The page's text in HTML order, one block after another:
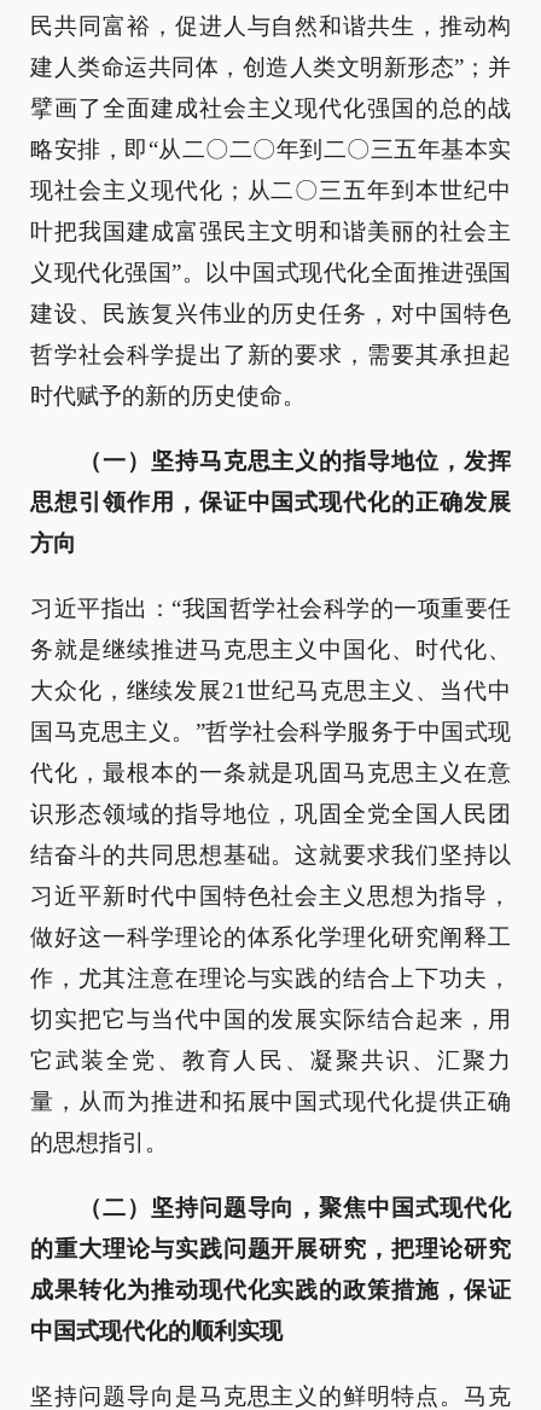
民共同富裕，促进人与自然和谐共生，推动构
建人类命运共同体，创造人类文明新形态”；并
擘画了全面建成社会主义现代化强国的总的战
略安排，即“从二〇二〇年到二〇三五年基本实
现社会主义现代化；从二〇三五年到本世纪中
叶把我国建成富强民主文明和谐美丽的社会主
义现代化强国”。以中国式现代化全面推进强国
建设、民族复兴伟业的历史任务，对中国特色
哲学社会科学提出了新的要求，需要其承担起
时代赋予的新的历史使命。
（一）坚持马克思主义的指导地位，发挥
思想引领作用，保证中国式现代化的正确发展
方向
习近平指出：“我国哲学社会科学的一项重要任
务就是继续推进马克思主义中国化、时代化、
大众化，继续发展21世纪马克思主义、当代中
国马克思主义。”哲学社会科学服务于中国式现
代化，最根本的一条就是巩固马克思主义在意
识形态领域的指导地位，巩固全党全国人民团
结奋斗的共同思想基础。这就要求我们坚持以
习近平新时代中国特色社会主义思想为指导，
做好这一科学理论的体系化学理化研究阐释工
作，尤其注意在理论与实践的结合上下功夫，
切实把它与当代中国的发展实际结合起来，用
它武装全党、教育人民、凝聚共识、汇聚力
量，从而为推进和拓展中国式现代化提供正确
的思想指引。
（二）坚持问题导向，聚焦中国式现代化
的重大理论与实践问题开展研究，把理论研究
成果转化为推动现代化实践的政策措施，保证
中国式现代化的顺利实现
坚持问题导向是马克思主义的鲜明特点。马克